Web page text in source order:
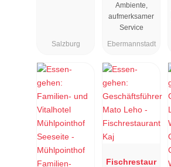
Salzburg
Ambiente,
aufmerksamer
Service
Ebermannstadt
Fischrestaur